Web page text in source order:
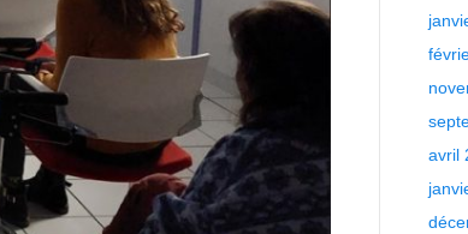
avril